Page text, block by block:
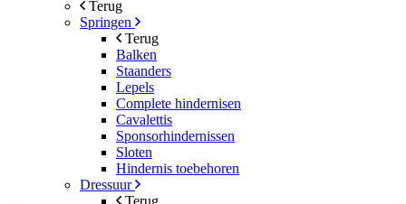
Terug
Springen
Terug
Balken
Staanders
Lepels
Complete hindernisen
Cavalettis
Sponsorhindernissen
Sloten
Hindernis toebehoren
Dressuur
Terug